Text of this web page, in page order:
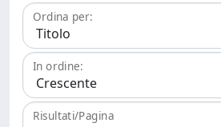
Ordina per:
In ordine:
Risultati/Pagina